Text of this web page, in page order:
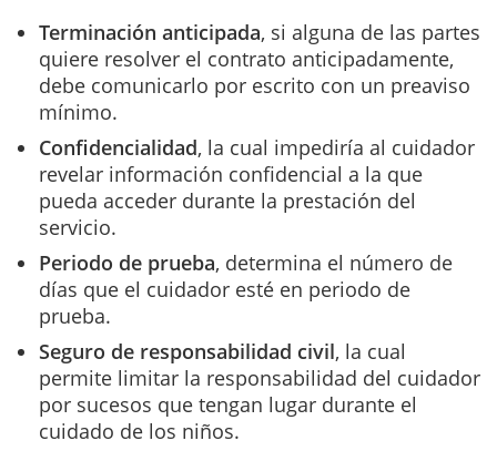
Terminación anticipada, si alguna de las partes
quiere resolver el contrato anticipadamente,
debe comunicarlo por escrito con un preaviso
mínimo.
Confidencialidad, la cual impediría al cuidador
revelar información confidencial a la que
pueda acceder durante la prestación del
servicio.
Periodo de prueba, determina el número de
días que el cuidador esté en periodo de
prueba.
Seguro de responsabilidad civil, la cual
permite limitar la responsabilidad del cuidador
por sucesos que tengan lugar durante el
cuidado de los niños.